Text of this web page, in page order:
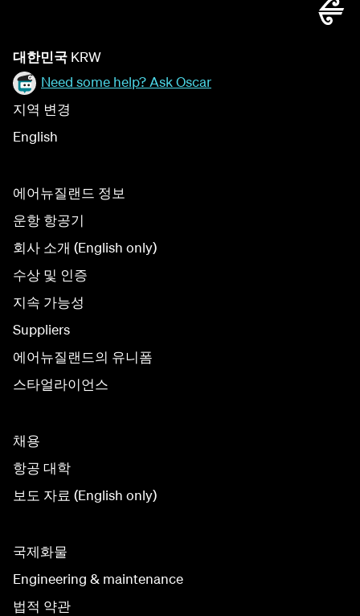
대한민국 KRW
Need some help? Ask Oscar
지역 변경
English
에어뉴질랜드 정보
운항 항공기
회사 소개 (English only)
수상 및 인증
지속 가능성
Suppliers
에어뉴질랜드의 유니폼
스타얼라이언스
채용
항공 대학
보도 자료 (English only)
국제화물
Engineering & maintenance
법적 약관